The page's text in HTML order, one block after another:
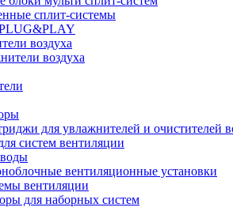
сплит-системы
воздуха
воздуха
для увлажнителей и очистителей
систем вентиляции
вентиляционные установки
вентиляции
для наборных систем